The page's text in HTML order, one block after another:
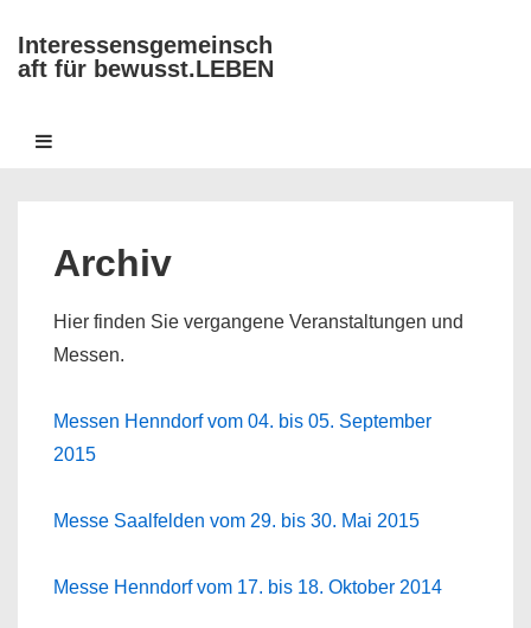
Zum
Inhalt
Interessensgemeinsch
aft für bewusst.LEBEN
Hauptnavigation
MENÜ
Archiv
Hier finden Sie vergangene Veranstaltungen und
Messen.
Messen Henndorf vom 04. bis 05. September
2015
Messe Saalfelden vom 29. bis 30. Mai 2015
Messe Henndorf vom 17. bis 18. Oktober 2014